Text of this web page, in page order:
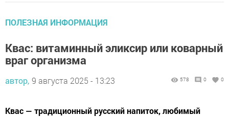
ПОЛЕЗНАЯ ИНФОРМАЦИЯ
Квас: витаминный эликсир или коварный
враг организма
автор, 9 августа 2025 - 13:23 578 0 0
Квас — традиционный русский напиток, любимый